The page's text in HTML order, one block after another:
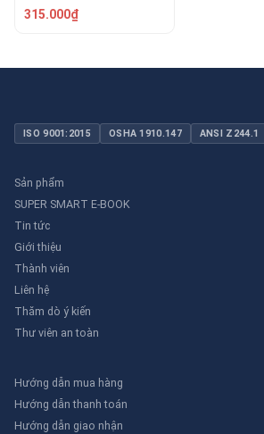
315.000₫
ISO 9001:2015 OSHA 1910.147 ANSI Z244.1
Sản phẩm
SUPER SMART E-BOOK
Tin tức
Giới thiệu
Thành viên
Liên hệ
Thăm dò ý kiến
Thư viên an toàn
Hướng dẫn mua hàng
Hướng dẫn thanh toán
Hướng dẫn giao nhận